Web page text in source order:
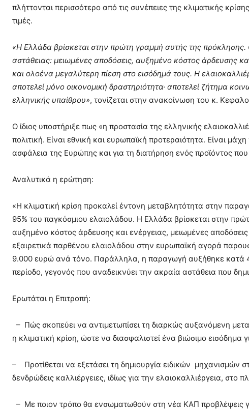
πλήττονται περισσότερο από τις συνέπειες της κλιματικής
τιμές.
«Η Ελλάδα βρίσκεται στην πρώτη γραμμή αυτής της πρόκλησης.
αστάθειας: μειωμένες αποδόσεις, αυξημένο κόστος άρδευσης
και ολοένα μεγαλύτερη πίεση στο εισόδημά τους. Η
αποτελεί μόνο οικονομική δραστηριότητα· αποτελεί ζήτημα
ελληνικής υπαίθρου», τονίζεται στην ανακοίνωση του κ.
Ο ίδιος υποστήριξε πως «η προστασία της ελληνικής
πολιτική. Είναι εθνική και ευρωπαϊκή προτεραιότητα. Είναι
ασφάλεια της Ευρώπης και για τη διατήρηση ενός προϊόντος
Αναλυτικά η ερώτηση:
«Η κλιματική κρίση προκαλεί έντονη μεταβλητότητα στην
95% του παγκόσμιου ελαιολάδου. Η Ελλάδα βρίσκεται στην
αυξημένο κόστος άρδευσης και ενέργειας, μειωμένες
εξαιρετικά παρθένου ελαιολάδου στην ευρωπαϊκή αγορά
9.000 ευρώ ανά τόνο. Παράλληλα, η παραγωγή αυξήθηκε κατά
περίοδο, γεγονός που αναδεικνύει την ακραία αστάθεια που
Ερωτάται η Επιτροπή:
– Πώς σκοπεύει να αντιμετωπίσει τη διαρκώς αυξανόμενη
η κλιματική κρίση, ώστε να διασφαλιστεί ένα βιώσιμο
– Προτίθεται να εξετάσει τη δημιουργία ειδικών μηχανισμών
δενδρώδεις καλλιέργειες, ιδίως για την ελαιοκαλλιέργεια, στο
– Με ποιον τρόπο θα ενσωματωθούν στη νέα ΚΑΠ προβλέψεις